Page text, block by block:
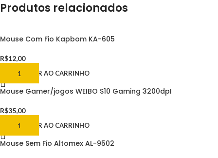
Produtos relacionados
Mouse Com Fio Kapbom KA-605
R$12,00
ADICIONAR AO CARRINHO
Mouse Gamer/jogos WEIBO S10 Gaming 3200dpI
R$35,00
ADICIONAR AO CARRINHO
Mouse Sem Fio Altomex AL-9502